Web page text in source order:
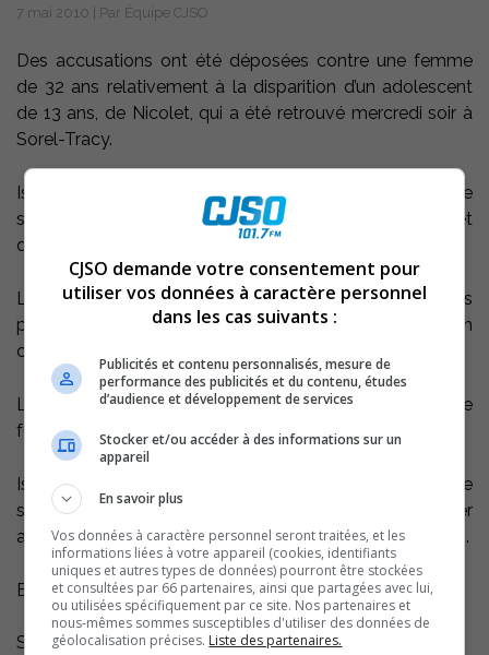
7 mai 2010 | Par Équipe CJSO
Des accusations ont été déposées contre une femme
de 32 ans relativement à la disparition d’un adolescent
de 13 ans, de Nicolet, qui a été retrouvé mercredi soir à
Sorel-Tracy.
Isabelle Forcier a été accusée d’enlèvement, de
séquestration d’un enfant de moins de 14 ans et
d’entrave au travail des policiers.
Les vastes recherches entreprises ont conduit les
policiers à Sorel-Tracy, où l’adolescent se trouvait en
compagnie de sa mère.
L’accusée se défend en disant que son fils a fait une
fugue.
Isabelle Forcier a été remise en liberté moyennant une
série de conditions, dont celle de ne pas communiquer
avec son fils, et la signature d’un engagement de 1000 $.
Elle sera de retour devant le tribunal le 26 mai.
Source: Radio Canada
CJSO demande votre consentement pour
utiliser vos données à caractère personnel
dans les cas suivants :
Publicités et contenu personnalisés, mesure de
performance des publicités et du contenu, études
d’audience et développement de services
Stocker et/ou accéder à des informations sur un
appareil
En savoir plus
Vos données à caractère personnel seront traitées, et les
informations liées à votre appareil (cookies, identifiants
uniques et autres types de données) pourront être stockées
et consultées par 66 partenaires, ainsi que partagées avec lui,
ou utilisées spécifiquement par ce site. Nos partenaires et
nous-mêmes sommes susceptibles d'utiliser des données de
géolocalisation précises. Liste des partenaires.